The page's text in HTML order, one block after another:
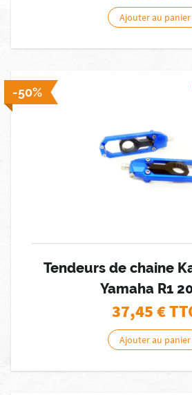
Ajouter au panier
-50%
Tendeurs de chaine
Yamaha R1
37,45€
Ajouter au panier